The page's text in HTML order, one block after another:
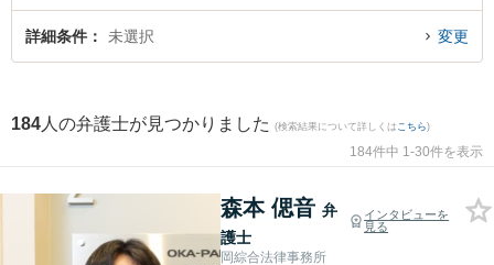
解決の実績豊富な近くの弁護士を検索したい』『初回相談無料で相手(債務者)の
所在・財産調査を法律相談できる港区内の弁護士に相談予約したい』などでお
詳細条件 未選択 変更
184 人の弁護士が見つかりました (検索結果について詳しくは こちら)
184件中 1-30件を表示
森本 偲音 弁
護士
インタビューを
見る
岡綜合法律事務所